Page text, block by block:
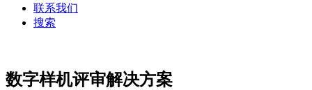
联系我们
搜索
数字样机评审解决方案